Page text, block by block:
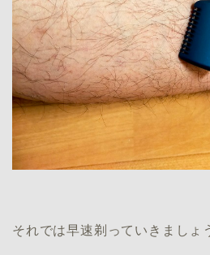
それでは早速剃っていきましょ